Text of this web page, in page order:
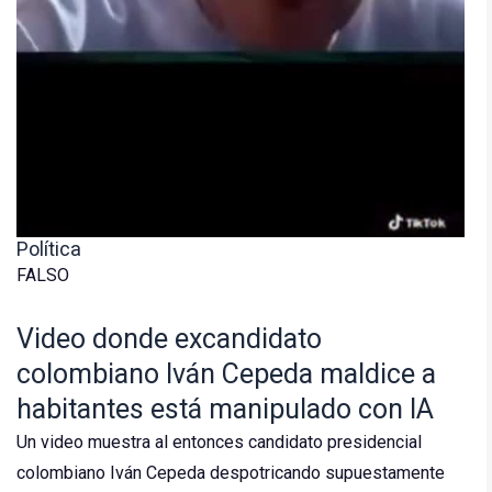
Política
FALSO
Video donde excandidato
colombiano Iván Cepeda maldice a
habitantes está manipulado con IA
Un video muestra al entonces candidato presidencial
colombiano Iván Cepeda despotricando supuestamente